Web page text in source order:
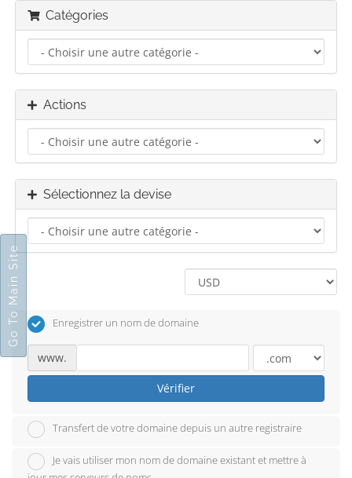
Catégories
Actions
Sélectionnez la devise
Enregistrer un nom de domaine
www.
Vérifier
Transfert de votre domaine depuis un autre registraire
Je vais utiliser mon nom de domaine existant et mettre à
Go To Main Site